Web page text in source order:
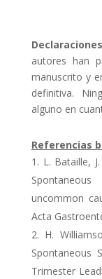
autores han
manuscrito y
definitiva.
alguno en
Referencias
L. Bataille,
uncommon
Acta
H.
Spontaneous
Trimester